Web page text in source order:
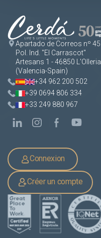
Apartado de Correos nº 45
Pol. Ind. "El Carrascot"
Artesans 1 - 46850 L'Olleria
(Valencia-Spain)
+34 962 200 502
+39 0694 806 334
+33 249 880 967
Connexion
Créer un compte